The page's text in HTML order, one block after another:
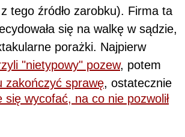
tego źródło zarobku). Firma ta
się na walkę w sądzie,
porażki. Najpierw
"nietypowy" pozew, potem
zakończyć sprawę, ostatecznie
się wycofać, na co nie pozwolił